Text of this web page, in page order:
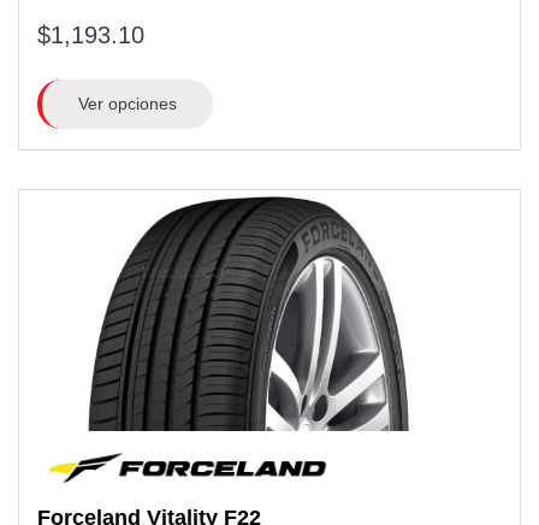
$1,193.10
Ver opciones
Forceland Vitality F22